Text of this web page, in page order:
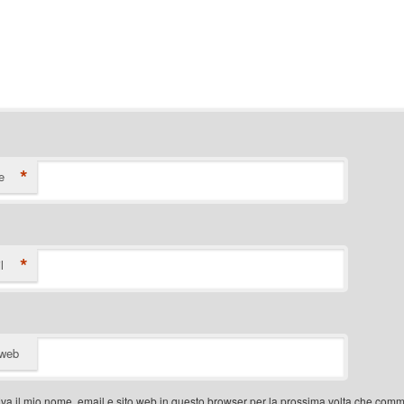
*
*
il mio nome, email e sito web in questo browser per la prossima volta che